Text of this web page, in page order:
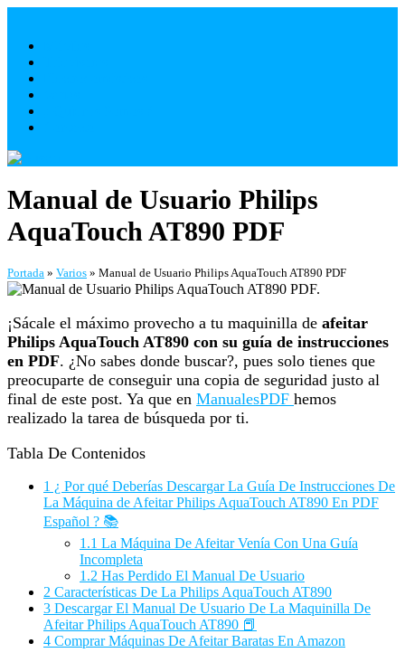
contenido
Manual de Usuario Philips
AquaTouch AT890 PDF
Portada » Varios » Manual de Usuario Philips AquaTouch AT890 PDF
¡Sácale el máximo provecho a tu maquinilla de afeitar
Philips AquaTouch AT890 con su guía de instrucciones
en PDF. ¿No sabes donde buscar?, pues solo tienes que
preocuparte de conseguir una copia de seguridad justo al
final de este post. Ya que en ManualesPDF hemos
realizado la tarea de búsqueda por ti.
Tabla De Contenidos
1 ¿ Por qué Deberías Descargar La Guía De Instrucciones De
La Máquina de Afeitar Philips AquaTouch AT890 En PDF
Español ? 📚
1.1 La Máquina De Afeitar Venía Con Una Guía
Incompleta
1.2 Has Perdido El Manual De Usuario
2 Características De La Philips AquaTouch AT890
3 Descargar El Manual De Usuario De La Maquinilla De
Afeitar Philips AquaTouch AT890 📕
4 Comprar Máquinas De Afeitar Baratas En Amazon